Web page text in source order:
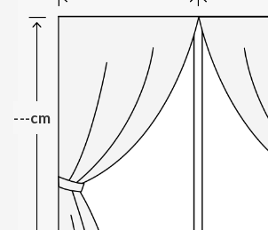
---cm